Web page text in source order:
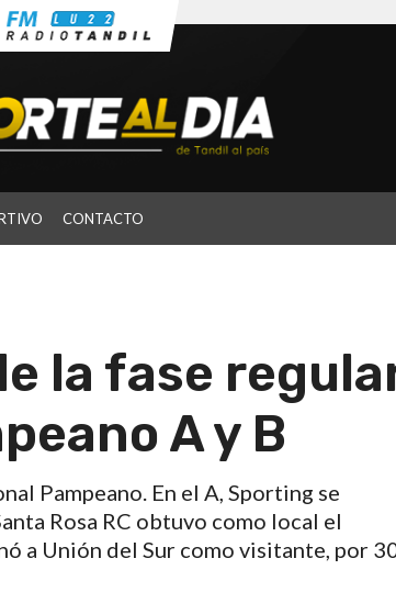
CONTACTO
la fase
A y B
Pampeano. En el A, Sporting se
Rosa RC obtuvo como local el
a Unión del Sur como visitante, por